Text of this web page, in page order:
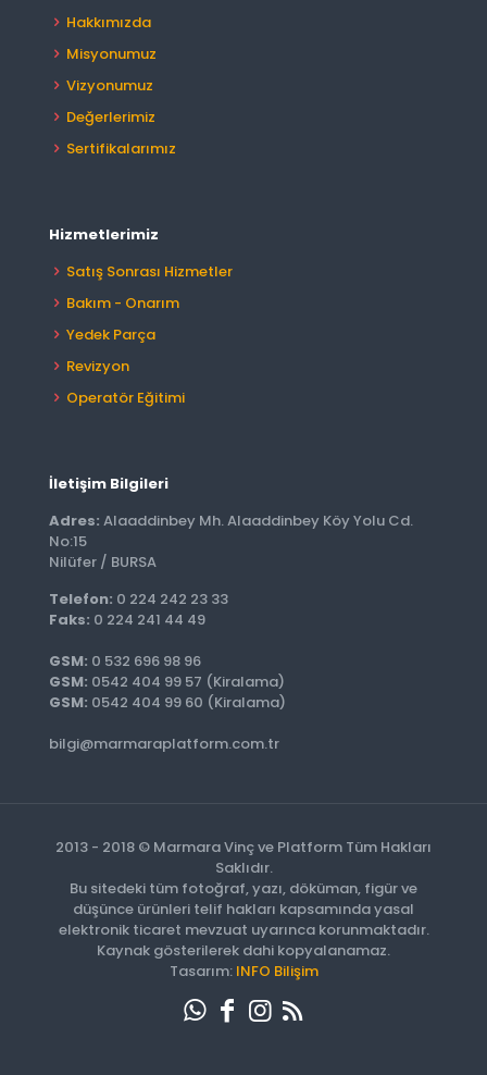
Hakkımızda
Misyonumuz
Vizyonumuz
Değerlerimiz
Sertifikalarımız
Hizmetlerimiz
Satış Sonrası Hizmetler
Bakım - Onarım
Yedek Parça
Revizyon
Operatör Eğitimi
İletişim Bilgileri
Adres: Alaaddinbey Mh. Alaaddinbey Köy Yolu Cd.
No:15
Nilüfer / BURSA
Telefon: 0 224 242 23 33
Faks: 0 224 241 44 49
GSM: 0 532 696 98 96
GSM: 0542 404 99 57 (Kiralama)
GSM: 0542 404 99 60 (Kiralama)
bilgi@marmaraplatform.com.tr
2013 - 2018 © Marmara Vinç ve Platform Tüm Hakları
Saklıdır.
Bu sitedeki tüm fotoğraf, yazı, döküman, figür ve
düşünce ürünleri telif hakları kapsamında yasal
elektronik ticaret mevzuat uyarınca korunmaktadır.
Kaynak gösterilerek dahi kopyalanamaz.
Tasarım: INFO Bilişim